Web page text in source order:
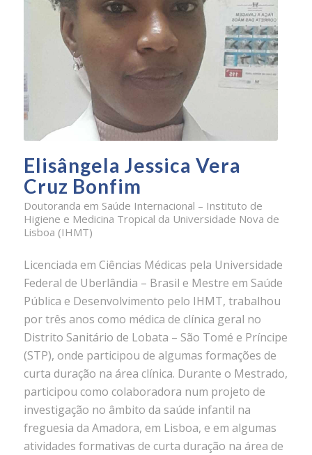
Elisângela Jessica Vera
Cruz Bonfim
Doutoranda em Saúde Internacional – Instituto de
Higiene e Medicina Tropical da Universidade Nova de
Lisboa (IHMT)
Licenciada em Ciências Médicas pela Universidade
Federal de Uberlândia – Brasil e Mestre em Saúde
Pública e Desenvolvimento pelo IHMT, trabalhou
por três anos como médica de clínica geral no
Distrito Sanitário de Lobata – São Tomé e Príncipe
(STP), onde participou de algumas formações de
curta duração na área clínica. Durante o Mestrado,
participou como colaboradora num projeto de
investigação no âmbito da saúde infantil na
freguesia da Amadora, em Lisboa, e em algumas
atividades formativas de curta duração na área de